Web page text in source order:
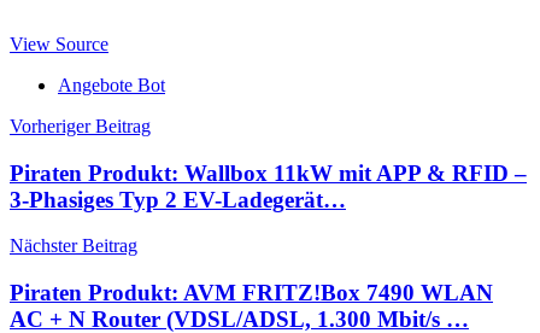
View Source
Angebote Bot
Beitragsnavigation
Vorheriger Beitrag
Piraten Produkt: Wallbox 11kW mit APP & RFID –
3-Phasiges Typ 2 EV-Ladegerät…
Nächster Beitrag
Piraten Produkt: AVM FRITZ!Box 7490 WLAN
AC + N Router (VDSL/ADSL, 1.300 Mbit/s …